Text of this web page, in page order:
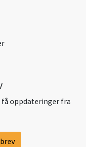
få oppdateringer fra